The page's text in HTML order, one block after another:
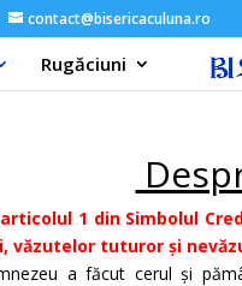
contact@bisericaculuna.ro
Rugăciuni
articolul 1 din Simbolul
văzutelor tuturor și
a făcut cerul și